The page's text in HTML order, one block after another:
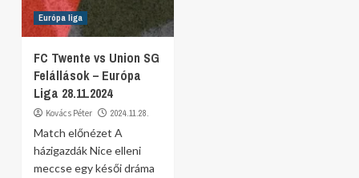
Európa liga
FC Twente vs Union SG
Felállások – Európa
Liga 28.11.2024
Kovács Péter 2024.11.28.
Match előnézet A
házigazdák Nice elleni
meccse egy késői dráma